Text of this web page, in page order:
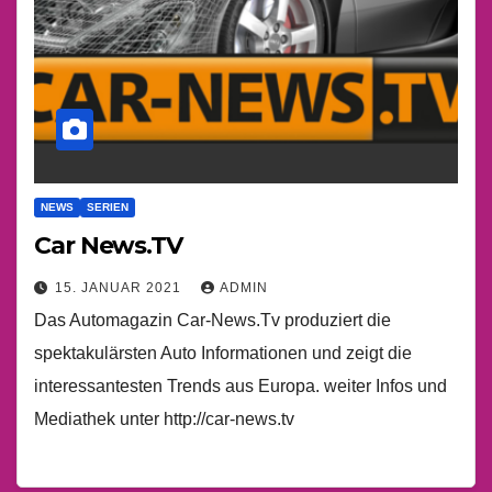
NEWS SERIEN
Car News.TV
15. JANUAR 2021 ADMIN
Das Automagazin Car-News.Tv produziert die
spektakulärsten Auto Informationen und zeigt die
interessantesten Trends aus Europa. weiter Infos und
Mediathek unter http://car-news.tv